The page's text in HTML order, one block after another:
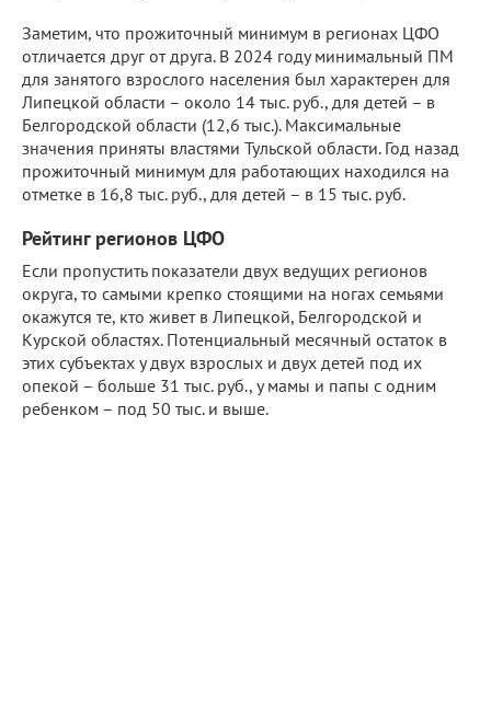
Заметим, что прожиточный минимум в регионах ЦФО
отличается друг от друга. В 2024 году минимальный ПМ
для занятого взрослого населения был характерен для
Липецкой области – около 14 тыс. руб., для детей – в
Белгородской области (12,6 тыс.). Максимальные
значения приняты властями Тульской области. Год назад
прожиточный минимум для работающих находился на
отметке в 16,8 тыс. руб., для детей – в 15 тыс. руб.
Рейтинг регионов ЦФО
Если пропустить показатели двух ведущих регионов
округа, то самыми крепко стоящими на ногах семьями
окажутся те, кто живет в Липецкой, Белгородской и
Курской областях. Потенциальный месячный остаток в
этих субъектах у двух взрослых и двух детей под их
опекой – больше 31 тыс. руб., у мамы и папы с одним
ребенком – под 50 тыс. и выше.